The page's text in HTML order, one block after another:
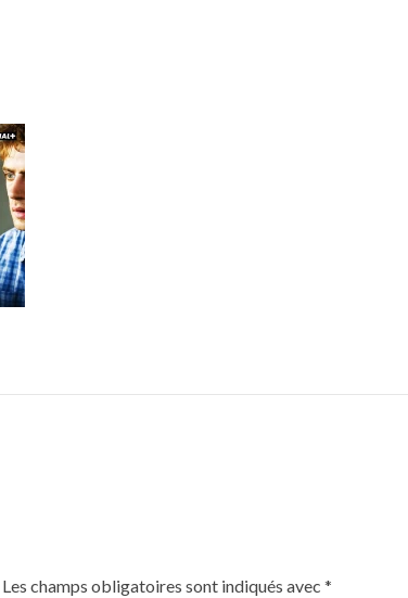
Les champs obligatoires sont indiqués avec *